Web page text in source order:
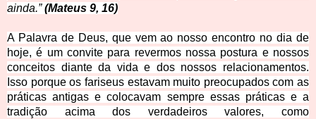
ainda.” (Mateus 9, 16)
A Palavra de Deus, que vem ao nosso encontro no dia de
hoje, é um convite para revermos nossa postura e nossos
conceitos diante da vida e dos nossos relacionamentos.
Isso porque os fariseus estavam muito preocupados com as
práticas antigas e colocavam sempre essas práticas e a
tradição acima dos verdadeiros valores, como